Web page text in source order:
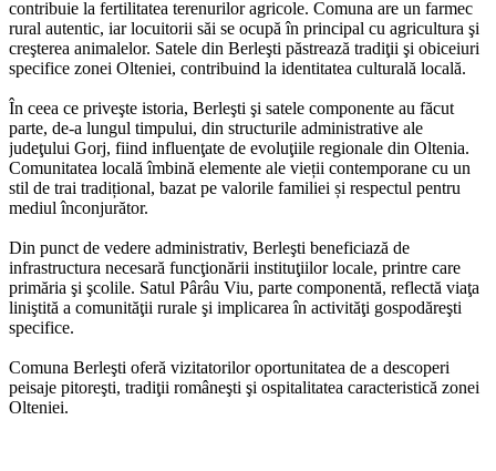
contribuie la fertilitatea terenurilor agricole. Comuna are un farmec
rural autentic, iar locuitorii săi se ocupă în principal cu agricultura şi
creşterea animalelor. Satele din Berleşti păstrează tradiţii şi obiceiuri
specifice zonei Olteniei, contribuind la identitatea culturală locală.
În ceea ce priveşte istoria, Berleşti şi satele componente au făcut
parte, de-a lungul timpului, din structurile administrative ale
judeţului Gorj, fiind influenţate de evoluţiile regionale din Oltenia.
Comunitatea locală îmbină elemente ale vieții contemporane cu un
stil de trai tradițional, bazat pe valorile familiei și respectul pentru
mediul înconjurător.
Din punct de vedere administrativ, Berleşti beneficiază de
infrastructura necesară funcţionării instituţiilor locale, printre care
primăria şi şcolile. Satul Pârâu Viu, parte componentă, reflectă viaţa
liniştită a comunităţii rurale şi implicarea în activităţi gospodăreşti
specifice.
Comuna Berleşti oferă vizitatorilor oportunitatea de a descoperi
peisaje pitoreşti, tradiţii româneşti şi ospitalitatea caracteristică zonei
Olteniei.